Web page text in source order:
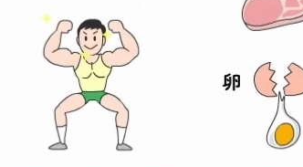
通信教育
書籍・著者講演
コ
資